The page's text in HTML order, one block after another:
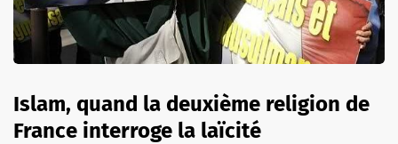
Islam, quand la deuxième religion de
France interroge la laïcité